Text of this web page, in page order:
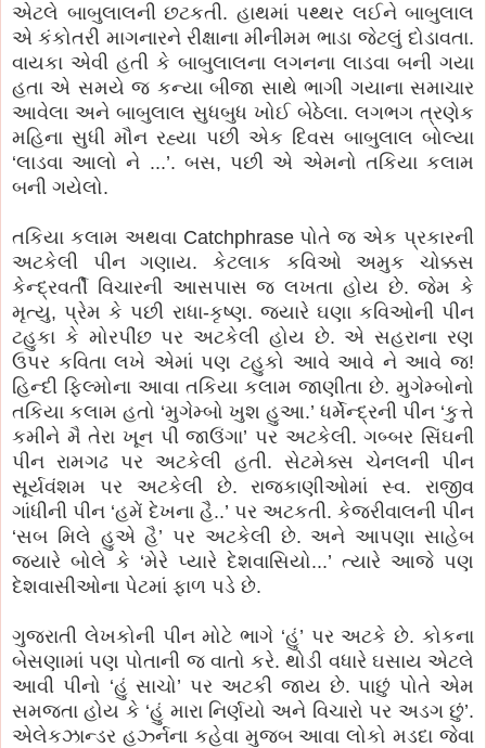
એટલે બાબુલાલની છટકતી. હાથમાં પથ્થર લઈને બાબુલાલ
એ કંકોતરી માગનારને રીક્ષાના મીનીમમ ભાડા જેટલું દોડાવતા.
વાયકા એવી હતી કે બાબુલાલના લગનના લાડવા બની ગયા
હતા એ સમયે જ કન્યા બીજા સાથે ભાગી ગયાના સમાચાર
આવેલા અને બાબુલાલ સુધબુધ ખોઈ બેઠેલા. લગભગ ત્રણેક
મહિના સુધી મૌન રહ્યા પછી એક દિવસ બાબુલાલ બોલ્યા
‘લાડવા આલો ને ...’. બસ, પછી એ એમનો તકિયા કલામ
બની ગયેલો.
તકિયા કલામ અથવા Catchphrase પોતે જ એક પ્રકારની
અટકેલી પીન ગણાય. કેટલાક કવિઓ અમુક ચોક્કસ
કેન્દ્રવર્તી વિચારની આસપાસ જ લખતા હોય છે. જેમ કે
મૃત્યુ, પ્રેમ કે પછી રાધા-કૃષ્ણ. જ્યારે ઘણા કવિઓની પીન
ટહુકા કે મોરપીંછ પર અટકેલી હોય છે. એ સહરાના રણ
ઉપર કવિતા લખે એમાં પણ ટહુકો આવે આવે ને આવે જ!
હિન્દી ફિલ્મોના આવા તકિયા કલામ જાણીતા છે. મુગેમ્બોનો
તકિયા કલામ હતો ‘મુગેમ્બો ખુશ હુઆ.’ ધર્મેન્દ્રની પીન ‘કુત્તે
કમીને મૈ તેરા ખૂન પી જાઉંગા’ પર અટકેલી. ગબ્બર સિંઘની
પીન રામગઢ પર અટકેલી હતી. સેટમેક્સ ચેનલની પીન
સૂર્યવંશમ પર અટકેલી છે. રાજકાણીઓમાં સ્વ. રાજીવ
ગાંધીની પીન ‘હમેં દેખના હૈ..’ પર અટકતી. કેજરીવાલની પીન
‘સબ મિલે હુએ હૈ’ પર અટકેલી છે. અને આપણા સાહેબ
જ્યારે બોલે કે ‘મેરે પ્યારે દેશવાસિયો...’ ત્યારે આજે પણ
દેશવાસીઓના પેટમાં ફાળ પડે છે.
ગુજરાતી લેખકોની પીન મોટે ભાગે ‘હું’ પર અટકે છે. કોકના
બેસણામાં પણ પોતાની જ વાતો કરે. થોડી વધારે ઘસાય એટલે
આવી પીનો ‘હું સાચો’ પર અટકી જાય છે. પાછું પોતે એમ
સમજતા હોય કે ‘હું મારા નિર્ણયો અને વિચારો પર અડગ છું’.
એલેકઝાન્ડર હર્ઝ્નના કહેવા મુજબ આવા લોકો મડદા જેવા